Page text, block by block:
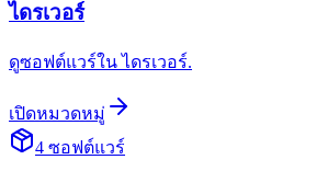
ไดรเวอร์
ดูซอฟต์แวร์ใน ไดรเวอร์.
เปิดหมวดหมู่
4 ซอฟต์แวร์